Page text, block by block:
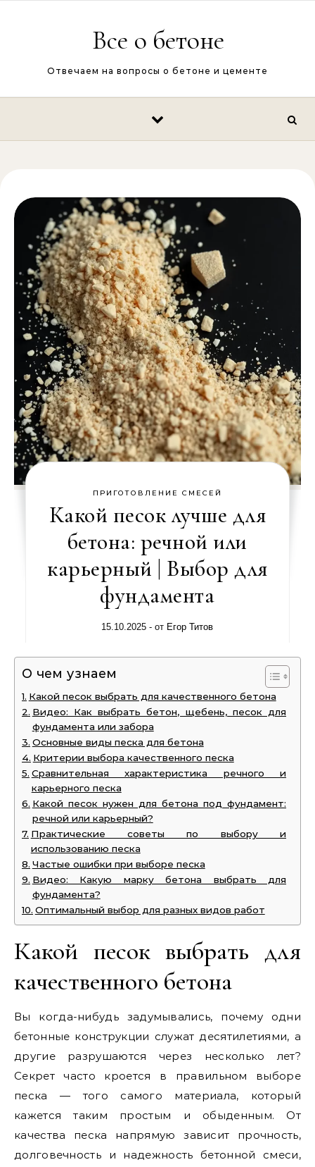
Все о бетоне
Отвечаем на вопросы о бетоне и цементе
ПРИГОТОВЛЕНИЕ СМЕСЕЙ
Какой песок лучше для
бетона: речной или
карьерный | Выбор для
фундамента
15.10.2025 - от Егор Титов
О чем узнаем
Какой песок выбрать для качественного бетона
Видео: Как выбрать бетон, щебень, песок для
фундамента или забора
Основные виды песка для бетона
Критерии выбора качественного песка
Сравнительная характеристика речного и
карьерного песка
Какой песок нужен для бетона под фундамент:
речной или карьерный?
Практические советы по выбору и
использованию песка
Частые ошибки при выборе песка
Видео: Какую марку бетона выбрать для
фундамента?
Оптимальный выбор для разных видов работ
Какой песок выбрать для
качественного бетона
Вы когда-нибудь задумывались, почему одни
бетонные конструкции служат десятилетиями, а
другие разрушаются через несколько лет?
Секрет часто кроется в правильном выборе
песка — того самого материала, который
кажется таким простым и обыденным. От
качества песка напрямую зависит прочность,
долговечность и надежность бетонной смеси,